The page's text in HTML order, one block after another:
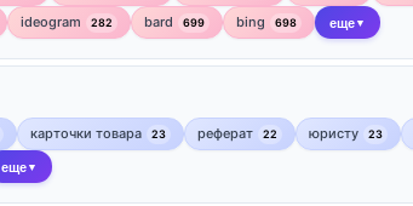
ideogram 282 bard 699 bing 698 еще ▼
карточки товара 23 реферат 22 юристу 23
еще ▼